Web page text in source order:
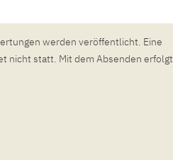
werden veröffentlicht. Eine
nicht statt. Mit dem Absenden erfolgt